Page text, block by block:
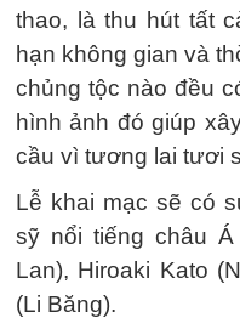
thao, là thu hút tất
hạn không gian và
chủng tộc nào đều
hình ảnh đó giúp
cầu vì tương lai tươi
Lễ khai mạc sẽ có
sỹ nổi tiếng châu Á
Lan), Hiroaki Kato
(Li Băng).